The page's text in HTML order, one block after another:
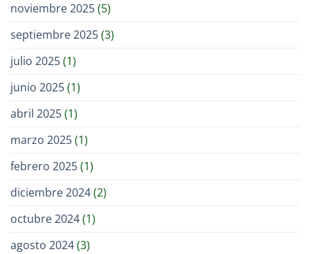
noviembre 2025(5)
septiembre 2025(3)
julio 2025(1)
junio 2025(1)
abril 2025(1)
marzo 2025(1)
febrero 2025(1)
diciembre 2024(2)
octubre 2024(1)
agosto 2024(3)